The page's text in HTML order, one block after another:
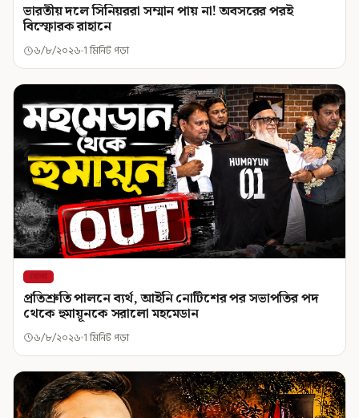
ভারতীয় দলে সিনিয়ররা সম্মান পায় না! অবসরের পরই
বিস্ফোরক রাহানে
৬/৮/২০২৬ 1 মিনিট পড়া
খেলা
প্রতিশ্রুতি পালনে ব্যর্থ, আইনি নোটিশের পর সভাপতির পদ
থেকে হুমায়ূনকে সরালো মহমেডান
৬/৮/২০২৬ 1 মিনিট পড়া